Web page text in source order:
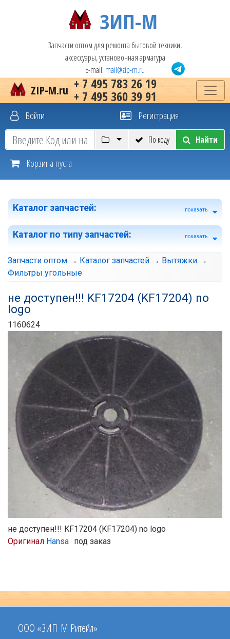
ЗИП-М
Запчасти оптом для ремонта бытовой техники,
аксессуары, установочная арматура
E-mail: mail@zip-m.ru
+ 7 495 783 26 19
+ 7 495 360 39 91
ZIP-M.ru
Войти Регистрация
По коду Найти
Корзина пуста
Каталог запчастей: показать
Каталог по типу запчастей: показать
Запчасти оптом → Каталог запчастей → Вытяжки →
Фильтры угольные
не доступен!!! KF17204 (KF17204) no
logo
1160624
не доступен!!! KF17204 (KF17204) no logo
Оригинал Hansa под заказ
ООО «ЗИП-М Ритейл»